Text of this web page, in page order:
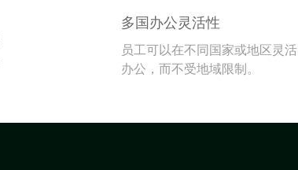
多国办公灵活性
员工可以在不同国家或地区灵活
办公，而不受地域限制。